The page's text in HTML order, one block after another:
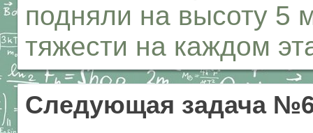
подняли на высоту 5
тяжести на каждом
Следующая задача